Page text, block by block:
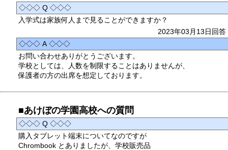
◇◇◇ Q ◇◇◇
入学式は家族何人まで見ることができますか？
2023年03月13日回答
◇◇◇ A ◇◇◇
お問い合わせありがとうございます。
学校としては、人数を制限することはありませんが、
保護者の方の出席を想定しております。
■あけぼの学園高校への質問
◇◇◇ Q ◇◇◇
購入タブレット端末についてなのですが
Chrombook とありましたが、学校販売品